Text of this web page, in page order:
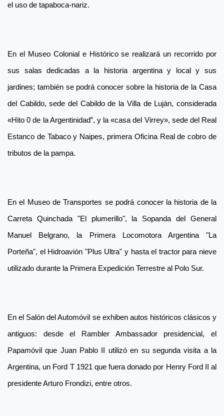
el uso de tapaboca-nariz.
En el Museo Colonial e Histórico se realizará un recorrido por
sus salas dedicadas a la historia argentina y local y sus
jardines; también se podrá conocer sobre la historia de la Casa
del Cabildo, sede del Cabildo de la Villa de Luján, considerada
«Hito 0 de la Argentinidad”, y la «casa del Virrey», sede del Real
Estanco de Tabaco y Naipes, primera Oficina Real de cobro de
tributos de la pampa.
En el Museo de Transportes se podrá conocer la historia de la
Carreta Quinchada "El plumerillo", la Sopanda del General
Manuel Belgrano, la Primera Locomotora Argentina "La
Porteña", el Hidroavión "Plus Ultra" y hasta el tractor para nieve
utilizado durante la Primera Expedición Terrestre al Polo Sur.
En el Salón del Automóvil se exhiben autos históricos clásicos y
antiguos: desde el Rambler Ambassador presidencial, el
Papamóvil que Juan Pablo II utilizó en su segunda visita a la
Argentina, un Ford T 1921 que fuera donado por Henry Ford II al
presidente Arturo Frondizi, entre otros.